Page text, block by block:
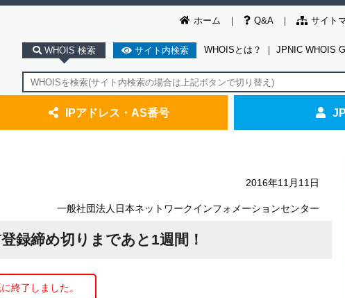
ホーム Q&A サイト
WHOIS 検索 サイト内検索 WHOISとは？ ｜ JPNIC WHOIS
IPアドレス・AS番号
2016年11月11日
一般社団法人日本ネットワークインフォメーションセンター
録締め切りまであと1週間！
終了しました。